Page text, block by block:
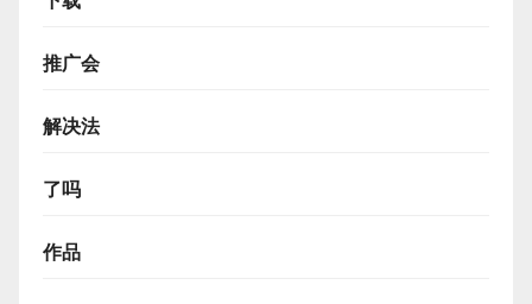
推广会
解决法
了吗
作品